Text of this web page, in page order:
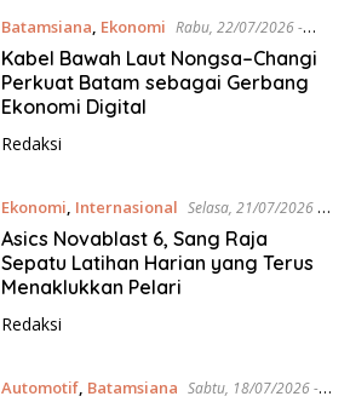
Batamsiana Ekonomi Rabu, 22/07/2026 -
17:34 WIB
Kabel Bawah Laut Nongsa–Changi
Perkuat Batam sebagai Gerbang
Ekonomi Digital
Redaksi
Ekonomi Internasional Selasa, 21/07/2026 -
19:23 WIB
Asics Novablast 6, Sang Raja
Sepatu Latihan Harian yang Terus
Menaklukkan Pelari
Redaksi
Automotif, Batamsiana Sabtu, 18/07/2026 -